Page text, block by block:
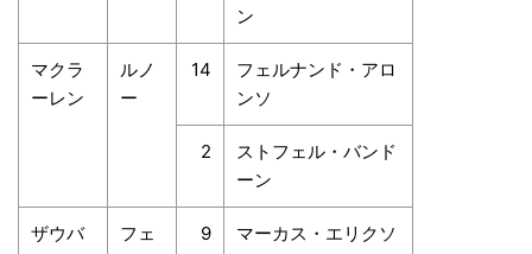
ン
マクラ
ーレン
ルノ
ー
14
フェルナンド・アロ
ンソ
2
ストフェル・バンド
ーン
ザウバ
フェ
9
マーカス・エリクソ